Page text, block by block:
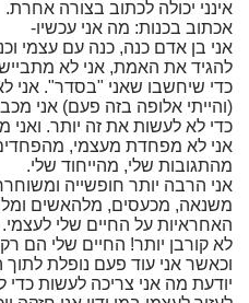
אינני יכולה לכתוב בצורה אחרת.
אכתוב בכנות: מה אני עכשיו-
אני בן אדם כנה, כנה עם עצמי
להגיד את האמת, אני לא
כדי שיחשבו שאני "בסדר". אני
(והייתי אלופה בזה פעם) אני
כדי לא לעשות את זה יותר. ואני
אני לא מפחדת מעצמי,
מהתגובות שלי, מהייחוד שלי.
אני הרבה יותר חופשייה
משנאה, מכעסים, מלהאשים
האחראיות על החיים שלי לעצמי.
לא קורבן יותר! החיים שלי הם
וכאשר אני עוד פעם נופלת
יודעת מה אני צריכה לעשות